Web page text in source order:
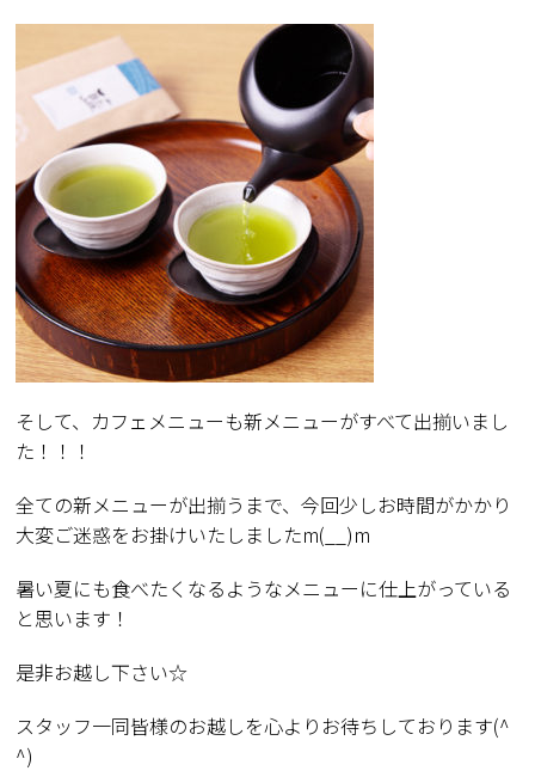
そして、カフェメニューも新メニューがすべて出揃いまし
た！！！
全ての新メニューが出揃うまで、今回少しお時間がかかり
大変ご迷惑をお掛けいたしましたm(__)m
暑い夏にも食べたくなるようなメニューに仕上がっている
と思います！
是非お越し下さい☆
スタッフ一同皆様のお越しを心よりお待ちしております(^
^)